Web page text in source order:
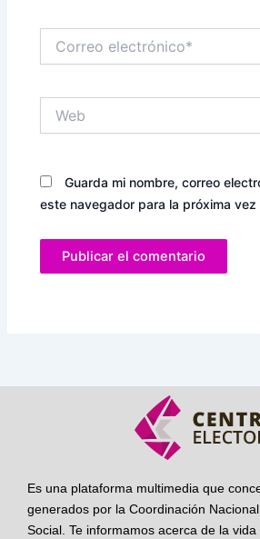
electrónico*
Guarda mi nombre, correo
este navegador para la próxima vez
Es una plataforma multimedia que
generados por la Coordinación
Social. Te informamos acerca de la